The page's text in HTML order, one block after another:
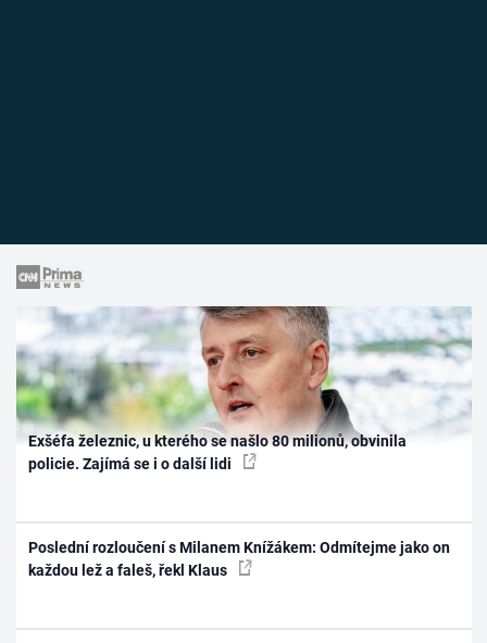
Exšéfa železnic, u kterého se našlo 80 milionů, obvinila
policie. Zajímá se i o další lidi
Poslední rozloučení s Milanem Knížákem: Odmítejme jako on
každou lež a faleš, řekl Klaus